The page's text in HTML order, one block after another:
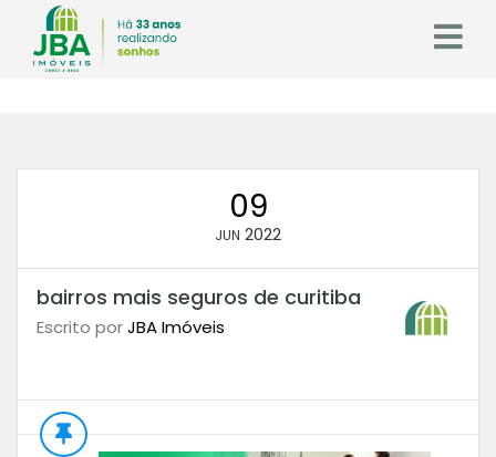
09
JUN 2022
bairros mais seguros de curitiba
Escrito porJBA Imóveis